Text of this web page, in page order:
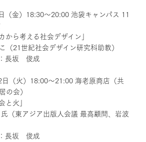
金）18:30～20:00 池袋キャンパス 11
から考える社会デザイン」
21世紀社会デザイン研究科助教）
長坂 俊成
（火）18:00～21:00 海老原商店（共
の会）
と火」
（東アジア出版人会議 最高顧問、岩波
長坂 俊成